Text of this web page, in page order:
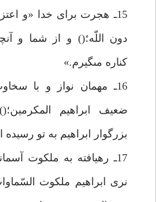
15ـ هجرت براى خدا «و
دون اللّه؛() و از شما و
كناره مىگيرم.»
16ـ مهمان نواز و با
ضعيف ابراهيم
بزرگوار ابراهيم به تو
17ـ رهيافته به ملكوت
نرى ابراهيم ملكوت